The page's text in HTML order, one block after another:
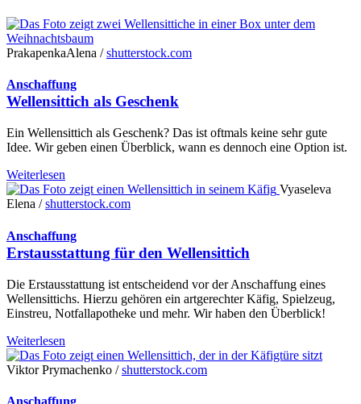
PrakapenkaAlena /shutterstock.com
Anschaffung
Wellensittich als Geschenk
Ein Wellensittich als Geschenk? Das ist oftmals keine sehr gute
Idee. Wir geben einen Überblick, wann es dennoch eine Option ist.
Weiterlesen
Vyaseleva
Elena /shutterstock.com
Anschaffung
Erstausstattung für den Wellensittich
Die Erstausstattung ist entscheidend vor der Anschaffung eines
Wellensittichs. Hierzu gehören ein artgerechter Käfig, Spielzeug,
Einstreu, Notfallapotheke und mehr. Wir haben den Überblick!
Weiterlesen
Viktor Prymachenko /shutterstock.com